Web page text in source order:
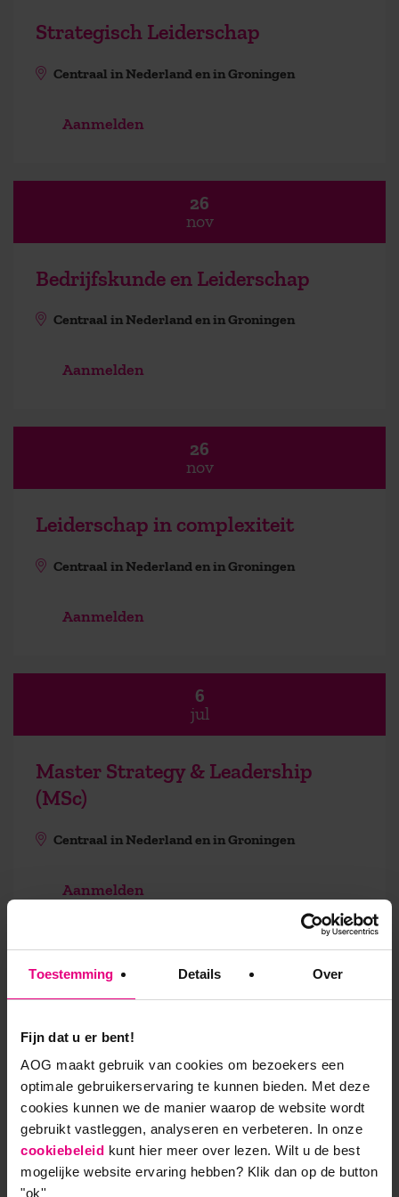
Toestemming Details Over
Fijn dat u er bent!
AOG maakt gebruik van cookies om bezoekers een
optimale gebruikerservaring te kunnen bieden. Met deze
cookies kunnen we de manier waarop de website wordt
gebruikt vastleggen, analyseren en verbeteren. In onze
cookiebeleid kunt hier meer over lezen. Wilt u de best
mogelijke website ervaring hebben? Klik dan op de button
"ok''
Strategisch Leiderschap
Centraal in Nederland en in Groningen
Aanmelden
26
nov
Bedrijfskunde en Leiderschap
Centraal in Nederland en in Groningen
Aanmelden
26
nov
Leiderschap in complexiteit
Centraal in Nederland en in Groningen
Aanmelden
6
jul
Master Strategy & Leadership
(MSc)
Centraal in Nederland en in Groningen
Aanmelden
Startdata inspiratiesessies
sep
Online Informatiesessie
Bedrijfskunde en Leiderschap
Online